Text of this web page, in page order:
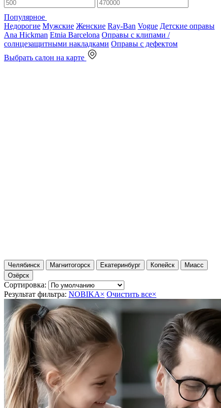
Популярное
Недорогие Мужские Женские Ray-Ban Vogue Детские оправы
Ana Hickman Etnia Barcelona Оправы с клипами /
солнцезащитными накладками Оправы с дефектом
Выбрать салон на карте
Челябинск Магнитогорск Екатеринбург Копейск
Миасс
Озёрск
Сортировка:
Результат фильтра: NOBIKA× Очистить все×